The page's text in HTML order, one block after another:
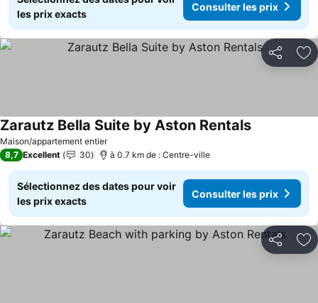
les prix exacts
Consulter les prix
Partager
Maison/appartement entier
Zarautz Bella Suite by Aston RentalsConsulter
8,7 Excellent 30 à 0.7 km de : Centre-ville
Sélectionnez des dates pour voir
les prix exacts
Consulter les prix
Partager